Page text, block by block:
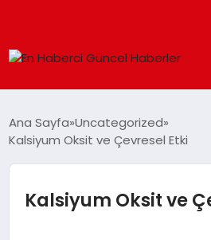
SPOR
SAĞLIK
Ana Sayfa Uncategorized
Kalsiyum Oksit ve Çevresel Etki
Kalsiyum Oksit ve